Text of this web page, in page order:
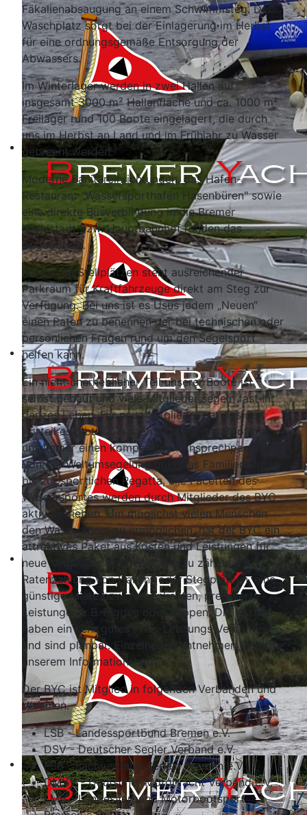
Fäkalienabsaugung an einem Schwimmsteg. Der
Waschplatz sorgt bei der Einlagerung im Herbst
für eine ordnungsgemäße Entsorgung der
Abwassers.
Im Winterlager werden in zwei Hallen auf
insgesamt 3000 m² Hallenfläche und ca. 1000 m²
Freilager rund 100 Boote eingelagert, die durch
uns im Herbst an Land und im Frühjahr zu Wasser
gebracht werden.
Moderne Sanitäreinrichtungen, das Hafen-
Restaurant "Wassersporthafen Hasenbüren" sowie
eine direkte Busverbindung in die Bremer
Innenstadt bzw. Hauptbahnhof runden das
Angebot ab.
Mit ca. 50 Stellplätzen steht ausreichender
Parkraum für Kraftfahrzeuge direkt am Steg zur
Verfügung. Bei uns ist es Usus jedem „Neuen“
einen Paten zu benennen der bei technischen oder
persönlichen Fragen rund um den Segelsport
helfen kann.
Ein nicht unerheblicher Teil unserer Boote ist
selbst gebaut und viele Mitglieder segeln fast ihr
ganzes Leben. Für neue Mitglieder hat das den
Vorteil es gibt für Fragen rund um das Boot bei
uns immer einen kompetenten Ansprechpartner.
Von der Weltumsegelung über das Familiensegeln
bis zur sportlichen Regatta, alle Facetten des
Wassersportes werden durch Mitglieder des BYC
aktiv betrieben. Um möglichst vielen Menschen
den Wassersport zu ermöglichen, hat der BYC ein
attraktives Paket aus Kosten und Leistungen für
neue Mitglieder erarbeitet, hierzu zählen die
Ratenzahlung von Hallen- oder Stegplätzen, eine
günstige Miete bzw. Nebenkosten, preiswerte
Leistungen z.B. Riggen oder Slippen. Die Kosten
haben ein sehr gutes Preis-Leistungs Verhältnis
und sind planbar. Einzelheiten entnehmen Sie bitte
unserem Informationsblatt.
Der BYC ist Mitglied in folgenden Verbänden und
Vereinen.
LSB - Landessportbund Bremen e.V.
DSV - Deutscher Segler Verband e.V.
FSB - Fachverband Segeln Bremen e.V.
DMYV - Deutscher Motoryacht Verband e.V.
LMB - Landesverband Motorbootsport